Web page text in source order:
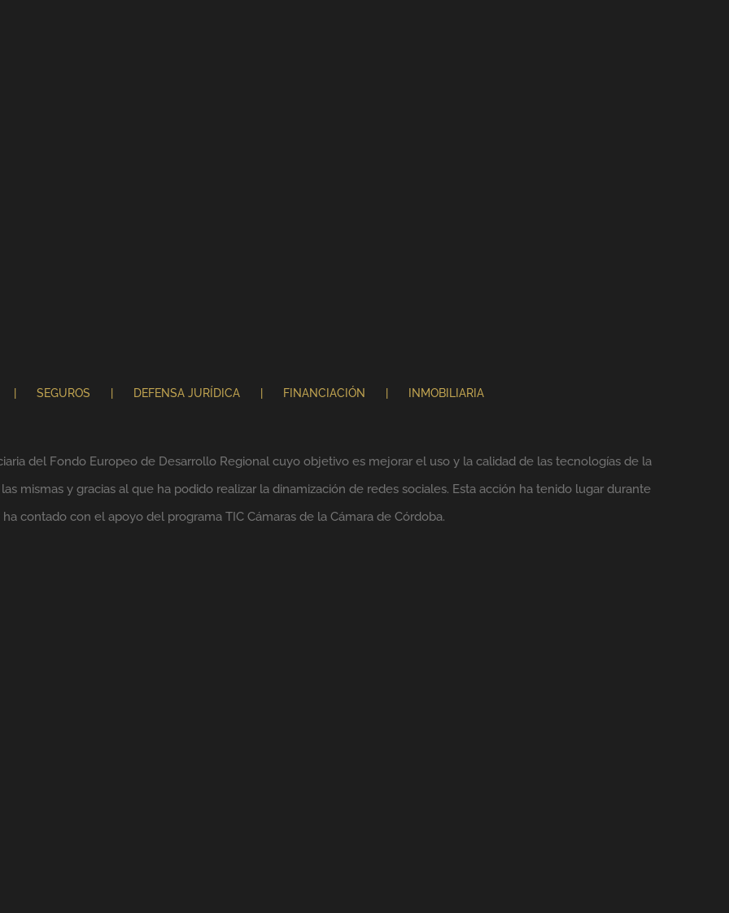
SEGUROS DEFENSA JURÍDICA FINANCIACIÓN INMOBILIARIA
del Fondo Europeo de Desarrollo Regional cuyo objetivo es mejorar el uso y la calidad de las tecnologías de la
mismas y gracias al que ha podido realizar la dinamización de redes sociales. Esta acción ha tenido lugar durante
ha contado con el apoyo del programa TIC Cámaras de la Cámara de Córdoba.